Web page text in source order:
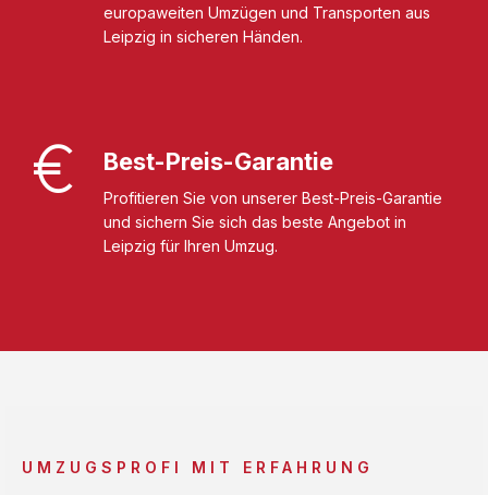
europaweiten Umzügen und Transporten aus
Leipzig in sicheren Händen.
Best-Preis-Garantie
Profitieren Sie von unserer Best-Preis-Garantie
und sichern Sie sich das beste Angebot in
Leipzig für Ihren Umzug.
UMZUGSPROFI MIT ERFAHRUNG